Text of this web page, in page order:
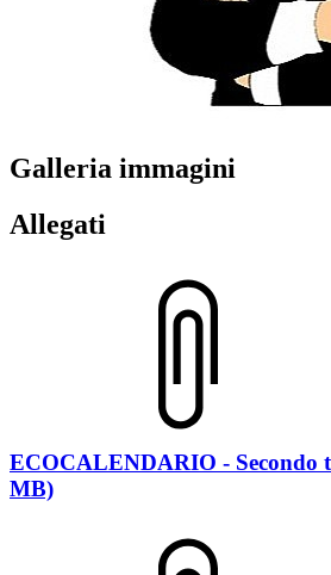
Galleria immagini
Allegati
ECOCALENDARIO - Secondo
MB)